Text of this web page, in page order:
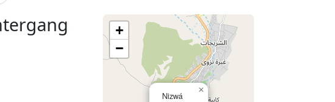
Nizwá
×
+
−